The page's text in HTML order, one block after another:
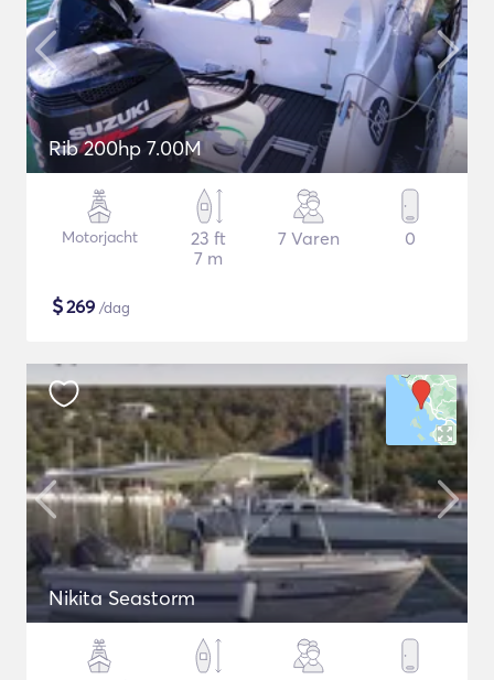
Rib 200hp 7.00M
Motorjacht
23 ft
7 m
7 Varen 0
$269 /dag
Nikita Seastorm